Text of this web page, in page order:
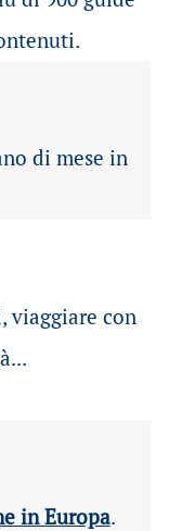
di mese in
viaggiare con
in Europa.